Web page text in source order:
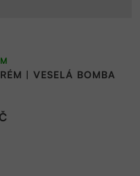
| VESELÁ BOMBA